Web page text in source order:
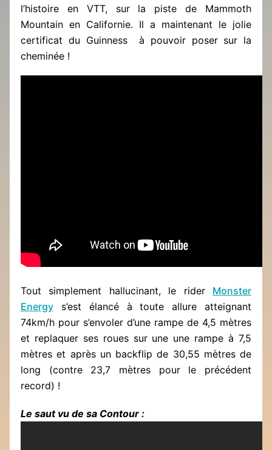
l’histoire en VTT, sur la piste de Mammoth
Mountain en Californie. Il a maintenant le jolie
certificat du Guinness à pouvoir poser sur la
cheminée !
Tout simplement hallucinant, le rider Monster
Energy s’est élancé à toute allure atteignant
74km/h pour s’envoler d’une rampe de 4,5 mètres
et replaquer ses roues sur une une rampe à 7,5
mètres et après un backflip de 30,55 mètres de
long (contre 23,7 mètres pour le précédent
record) !
Le saut vu de sa Contour :